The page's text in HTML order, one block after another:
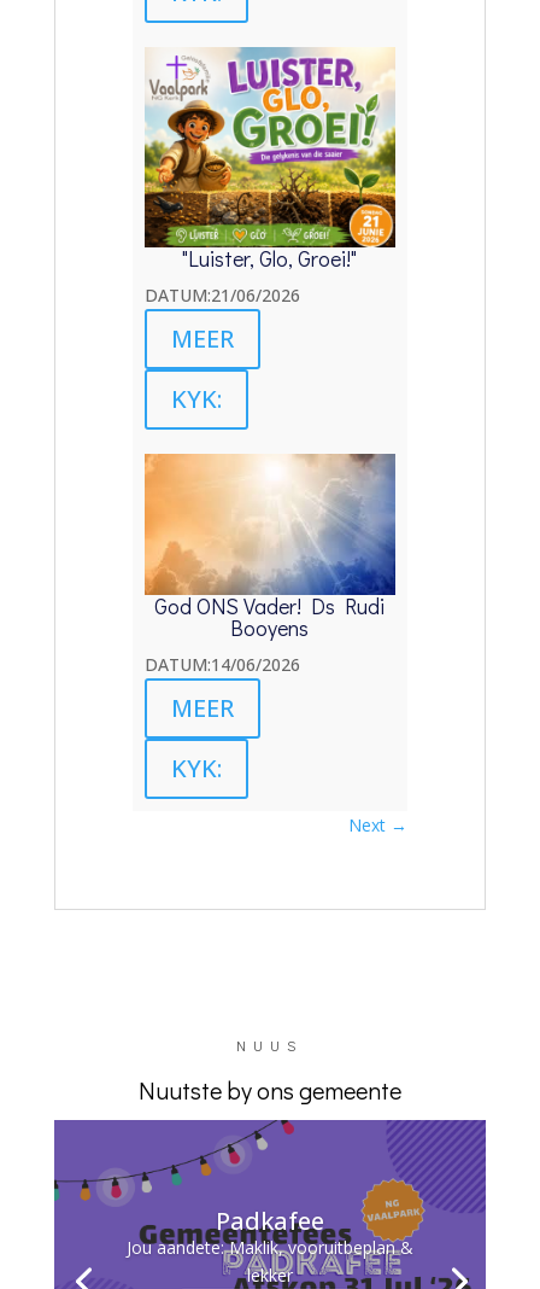
"Luister, Glo, Groei!"
DATUM:21/06/2026
MEER
KYK:
God ONS Vader! Ds Rudi
Booyens
DATUM:14/06/2026
MEER
KYK:
Next →
NUUS
Nuutste by ons gemeente
Padkafee
Jou aandete: Maklik, vooruitbeplan &
lekker